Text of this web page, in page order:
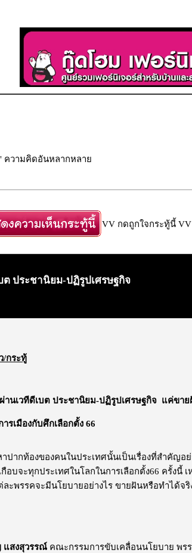
ความคิดอันหลากหลาย
VV กดถูกใจกระทู้นี้ VV
ต ประชานิยม-ปฏิรูปเศรษฐกิจ
/กระทู้
านเวทีดีเบต ประชานิยม-ปฏิรูปเศรษฐกิจ แค่ขา
ารเมืองกับศึกเลือกตั้ง 66
ากท้องของคนในประเทศนั้นเป็นเรื่องที่สำคัญอย่
อบจะทุกประเทศในโลกในการเลือกตั้ง66 ครั้ง
ละพรรคจะมีนโยบายอย่างไร ขายฝันหรือทำได้
แสงสุวรรณ์ คณะกรรมการขับเคลื่อนนโยบาย พร